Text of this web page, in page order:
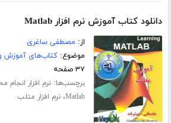
دانلود کتاب آموزش نرم افزار Matlab
از: مصطفی ساغری
موضوع:کتاب‌های آموزش و
۳۷ صفحه
برچسب‌ها:نرم افزار انجام
Matlab،نرم افزار متلب